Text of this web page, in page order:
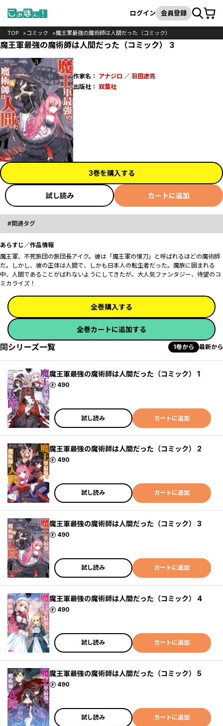
検索
ログイン 会員登録カート
TOP コミック 魔王軍最強の魔術師は人間だった（コミック）
魔王軍最強の魔術師は人間だった（コミック） 3
作家名： アナジロ ／ 羽田遼亮
出版社： 双葉社
3巻を購入する
試し読み カートに追加
関連タグ
あらすじ／作品情報
魔王軍、不死旅団の旅団長アイク。彼は「魔王軍の懐刀」と呼ばれるほどの魔術師
だ。しかし、彼の正体は人間で、しかも日本人の転生者だった。魔族に囲まれる
中、人間であることがばれないようにしてきたが――。大人気ファンタジー、待望のコ
ミカライズ！
全巻購入する
全巻カートに追加する
同シリーズ一覧 1巻から 最新から
魔王軍最強の魔術師は人間だった（コミック） 1
490
ポイント
試し読み カートに追加
魔王軍最強の魔術師は人間だった（コミック） 2
490
ポイント
試し読み カートに追加
魔王軍最強の魔術師は人間だった（コミック） 3
490
ポイント
試し読み カートに追加
魔王軍最強の魔術師は人間だった（コミック） 4
490
ポイント
試し読み カートに追加
魔王軍最強の魔術師は人間だった（コミック） 5
490
ポイント
試し読み カートに追加